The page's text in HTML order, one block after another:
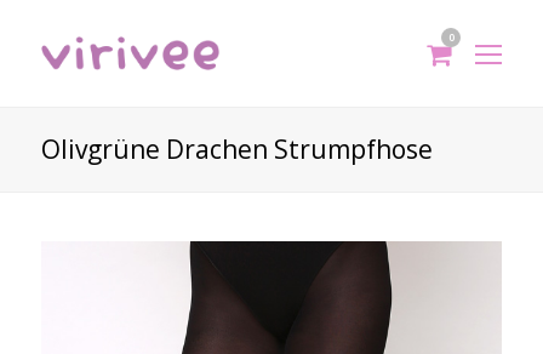
0
Olivgrüne Drachen Strumpfhose